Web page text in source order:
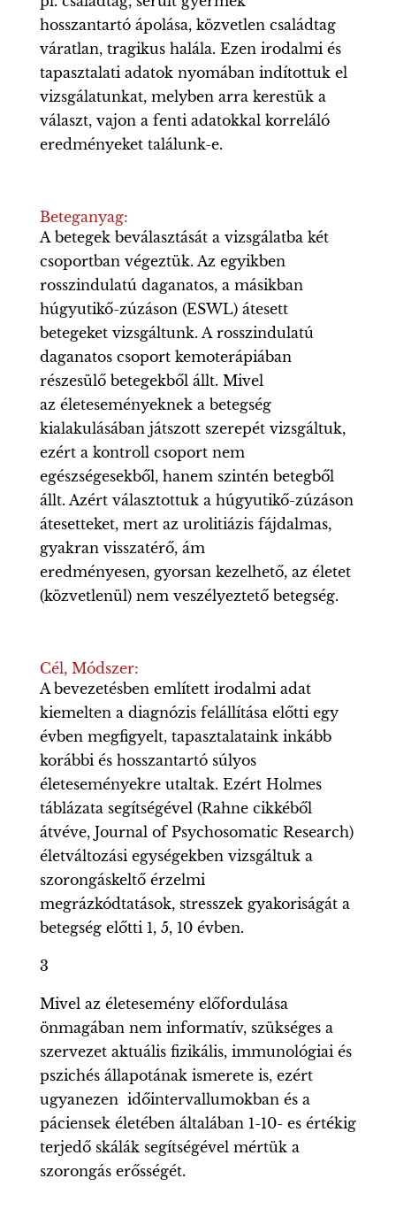
hosszantartó ápolása, közvetlen családtag
váratlan, tragikus halála. Ezen irodalmi és
tapasztalati adatok nyomában indítottuk el
vizsgálatunkat, melyben arra kerestük a
választ, vajon a fenti adatokkal korreláló
eredményeket találunk-e.
Beteganyag:
A betegek beválasztását a vizsgálatba két
csoportban végeztük. Az egyikben
rosszindulatú daganatos, a másikban
húgyutikő-zúzáson (ESWL) átesett
betegeket vizsgáltunk. A rosszindulatú
daganatos csoport kemoterápiában
részesülő betegekből állt. Mivel
az életeseményeknek a betegség
kialakulásában játszott szerepét vizsgáltuk,
ezért a kontroll csoport nem
egészségesekből, hanem szintén betegből
állt. Azért választottuk a húgyutikő-zúzáson
átesetteket, mert az urolitiázis fájdalmas,
gyakran visszatérő, ám
eredményesen, gyorsan kezelhető, az életet
(közvetlenül) nem veszélyeztető betegség.
Cél, Módszer:
A bevezetésben említett irodalmi adat
kiemelten a diagnózis felállítása előtti egy
évben megfigyelt, tapasztalataink inkább
korábbi és hosszantartó súlyos
életeseményekre utaltak. Ezért Holmes
táblázata segítségével (Rahne cikkéből
átvéve, Journal of Psychosomatic Research)
életváltozási egységekben vizsgáltuk a
szorongáskeltő érzelmi
megrázkódtatások, stresszek gyakoriságát a
betegség előtti 1, 5, 10 évben.
3
Mivel az életesemény előfordulása
önmagában nem informatív, szükséges a
szervezet aktuális fizikális, immunológiai és
pszichés állapotának ismerete is, ezért
ugyanezen időintervallumokban és a
páciensek életében általában 1-10- es értékig
terjedő skálák segítségével mértük a
szorongás erősségét.